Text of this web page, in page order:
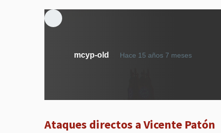
mcyp-old Hace 15 años 7 mesesEn
VISTAS
FUERA
Ataques directos a Vicente Patón